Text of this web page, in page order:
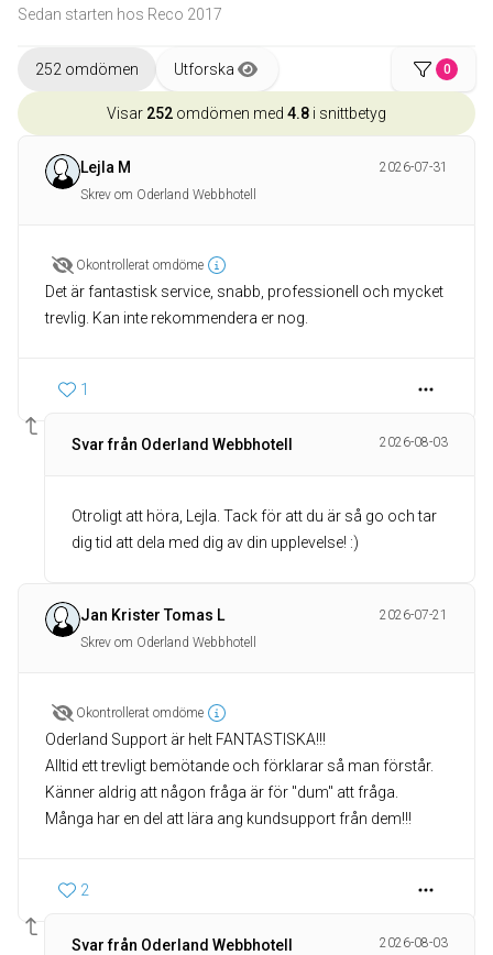
Sedan starten hos Reco 2017
252 omdömen Utforska 0
Visar 252 omdömen med 4.8 i snittbetyg
Lejla M
2026-07-31
Skrev om Oderland Webbhotell
Okontrollerat omdöme
Det är fantastisk service, snabb, professionell och mycket
trevlig. Kan inte rekommendera er nog.
1
Svar från Oderland Webbhotell 2026-08-03
Otroligt att höra, Lejla. Tack för att du är så go och tar
dig tid att dela med dig av din upplevelse! :)
Jan Krister Tomas L
2026-07-21
Skrev om Oderland Webbhotell
Okontrollerat omdöme
Oderland Support är helt FANTASTISKA!!!
Alltid ett trevligt bemötande och förklarar så man förstår.
Känner aldrig att någon fråga är för "dum" att fråga.
Många har en del att lära ang kundsupport från dem!!!
2
Svar från Oderland Webbhotell 2026-08-03